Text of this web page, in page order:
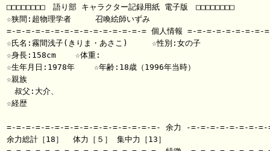
□□□□□□□□　語り部 キャラクター記録用紙 電子版　□□□□□□□□
☆狭間:超物理学者     召喚絵師いずみ
=-=-=-=-=-=-=-=-=-=-=-=-=-=-= 個人情報 =-=-=-=-=-=-=-=-
☆氏名:霧間浅子(きりま・あさこ)     ☆性別:女の子
☆身長:158cm    ☆体重:
☆生年月日:1978年    ☆年齢:18歳（1996年当時）
☆親族
叔父:大介、
☆経歴
=-=-=-=-=-=-=-=-=-=-=-=-=-=-=-=- 余力 -=-=-=-=-=-=-=-
余力総計［18］  体力［５］ 集中力［13］